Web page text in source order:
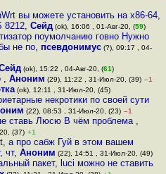
вы можете установить на x86-64,
8212, Сейд(ok), 16:06 , 01-Авг-20, (59)
поумолчанию говно Нужно
не по, псевдонимус(?), 09:17 , 04-
(ok), 15:22 , 04-Авг-20, (61)
,Аноним (29), 11:22 , 31-Июл-20, (39) –1
(ok), 12:11 , 31-Июл-20, (45)
некротики по своей сути
(22), 08:53 , 31-Июл-20, (23) –1
ставь Люсю В чём проблема ,
(37) +1
а про сабж Гуй в этом вашем
чт, Аноним (22), 14:51 , 31-Июл-20, (49)
пакет, luci можно не ставить